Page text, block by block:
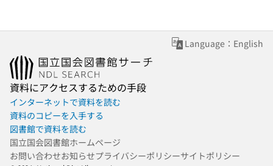
Language：English
資料にアクセスするための手段
インターネットで資料を読む
資料のコピーを入手する
図書館で資料を読む
国立国会図書館ホームページ
お問い合わせお知らせプライバシーポリシーサイトポリシー